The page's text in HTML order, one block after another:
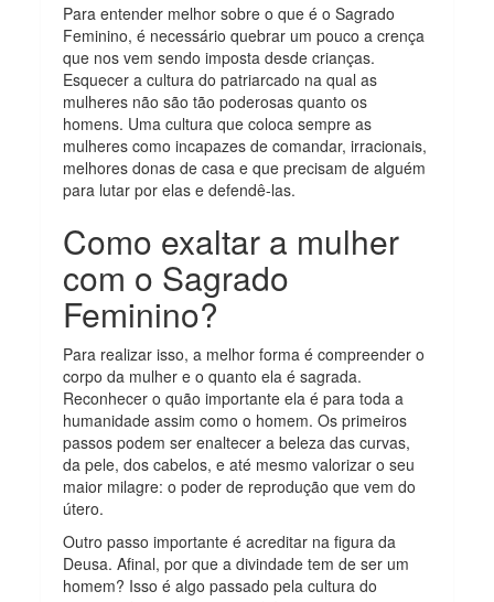
Para entender melhor sobre o que é o Sagrado
Feminino, é necessário quebrar um pouco a crença
que nos vem sendo imposta desde crianças.
Esquecer a cultura do patriarcado na qual as
mulheres não são tão poderosas quanto os
homens. Uma cultura que coloca sempre as
mulheres como incapazes de comandar, irracionais,
melhores donas de casa e que precisam de alguém
para lutar por elas e defendê-las.
Como exaltar a mulher
com o Sagrado
Feminino?
Para realizar isso, a melhor forma é compreender o
corpo da mulher e o quanto ela é sagrada.
Reconhecer o quão importante ela é para toda a
humanidade assim como o homem. Os primeiros
passos podem ser enaltecer a beleza das curvas,
da pele, dos cabelos, e até mesmo valorizar o seu
maior milagre: o poder de reprodução que vem do
útero.
Outro passo importante é acreditar na figura da
Deusa. Afinal, por que a divindade tem de ser um
homem? Isso é algo passado pela cultura do